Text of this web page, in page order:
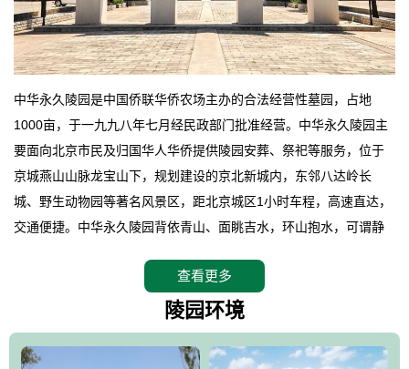
中华永久陵园是中国侨联华侨农场主办的合法经营性墓园，占地
1000亩，于一九九八年七月经民政部门批准经营。中华永久陵园主
要面向北京市民及归国华人华侨提供陵园安葬、祭祀等服务，位于
京城燕山山脉龙宝山下，规划建设的京北新城内，东邻八达岭长
城、野生动物园等著名风景区，距北京城区1小时车程，高速直达，
交通便捷。中华永久陵园背依青山、面眺吉水，环山抱水，可谓静
地。在总体设计上完全以中国传统文化作为前渠，由三条山脊环绕
而成，宛如一把太师椅，呈坐南朝北向，左青龙，右白虎，前朱
环绕挡住了外界的风吹，流动的生气遇到官厅的水又止住了，正好
查看更多
陵园环境